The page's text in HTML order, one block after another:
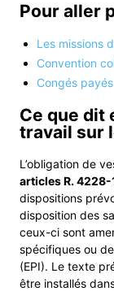
Pour aller
Les missions
Convention
Congés
Ce que dit
travail sur
L’obligation de
articles R. 4228-
dispositions
disposition des
ceux-ci sont
spécifiques ou
(EPI). Le texte
être installés